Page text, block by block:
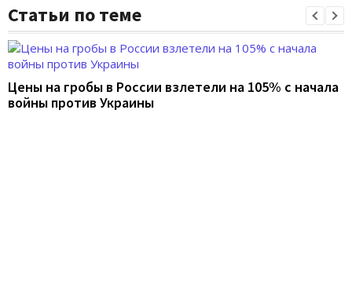
Статьи по теме
Цены на гробы в России взлетели на 105% с начала
войны против Украины